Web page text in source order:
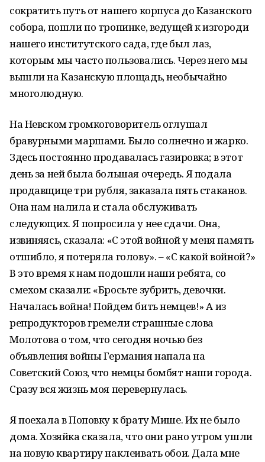
сократить путь от нашего корпуса до Казанского
собора, пошли по тропинке, ведущей к изгороди
нашего институтского сада, где был лаз,
которым мы часто пользовались. Через него мы
вышли на Казанскую площадь, необычайно
многолюдную.
На Невском громкоговоритель оглушал
бравурными маршами. Было солнечно и жарко.
Здесь постоянно продавалась газировка; в этот
день за ней была большая очередь. Я подала
продавщице три рубля, заказала пять стаканов.
Она нам налила и стала обслуживать
следующих. Я попросила у нее сдачи. Она,
извиняясь, сказала: «С этой войной у меня память
отшибло, я потеряла голову». – «С какой войной?»
В это время к нам подошли наши ребята, со
смехом сказали: «Бросьте зубрить, девочки.
Началась война! Пойдем бить немцев!» А из
репродукторов гремели страшные слова
Молотова о том, что сегодня ночью без
объявления войны Германия напала на
Советский Союз, что немцы бомбят наши города.
Сразу вся жизнь моя перевернулась.
Я поехала в Поповку к брату Мише. Их не было
дома. Хозяйка сказала, что они рано утром ушли
на новую квартиру наклеивать обои. Дала мне